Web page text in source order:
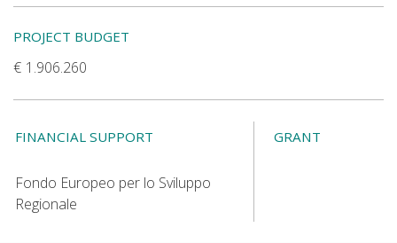
PROJECT BUDGET
1.906.260
FINANCIAL SUPPORT GRANT
Fondo Europeo per lo Sviluppo
Regionale